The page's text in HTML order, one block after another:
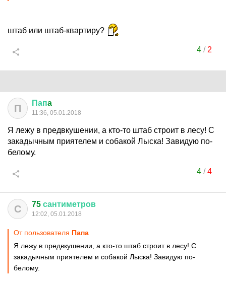
штаб или штаб-квартиру?
4/ 2
П Папa
11:36, 05.01.2018
Я лежу в предвкушении, а кто-то штаб строит в лесу! С
закадычным приятелем и собакой Лыска! Завидую по-
белому.
4/4
С 75 сантиметров
12:02, 05.01.2018
От пользователя Папa
Я лежу в предвкушении, а кто-то штаб строит в лесу! С
закадычным приятелем и собакой Лыска! Завидую по-
белому.